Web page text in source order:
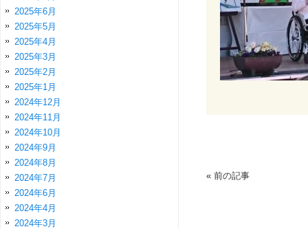
« 前の記事
2025年6月
2025年5月
2025年4月
2025年3月
2025年2月
2025年1月
2024年12月
2024年11月
2024年10月
2024年9月
2024年8月
2024年7月
2024年6月
2024年4月
2024年3月